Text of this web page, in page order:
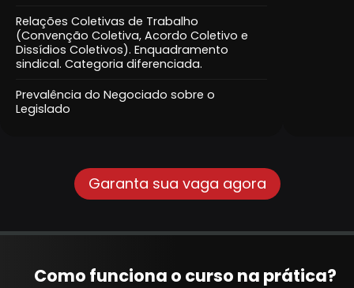
Relações Coletivas de Trabalho
(Convenção Coletiva, Acordo Coletivo e
Dissídios Coletivos). Enquadramento
sindical. Categoria diferenciada.
Prevalência do Negociado sobre o
Legislado
Garanta sua vaga agora
Como funciona o curso na prática?